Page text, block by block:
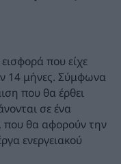
που είχε
14 μήνες. Σύμφωνα
που θα έρθει
σε ένα
που θα αφορούν την
ενεργειακού